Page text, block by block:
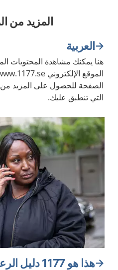
المزيد من
العربية
هنا يمكنك مشاهدة المحتويات
الصفحة للحصول على المزيد من
التي تنطبق عليك.
هذا هو 1177 دليل الرعاية الصحية